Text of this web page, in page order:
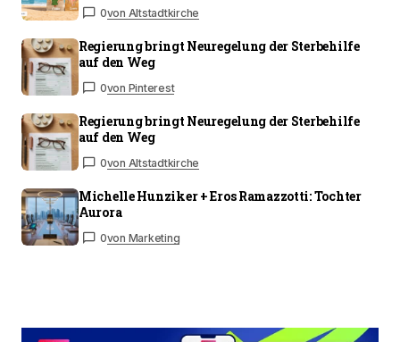
0von Altstadtkirche
Regierung bringt Neuregelung der Sterbehilfe
auf den Weg
0von Pinterest
Regierung bringt Neuregelung der Sterbehilfe
auf den Weg
0von Altstadtkirche
Michelle Hunziker + Eros Ramazzotti: Tochter
Aurora
0von Marketing